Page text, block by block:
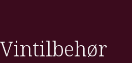
Vintilbehør